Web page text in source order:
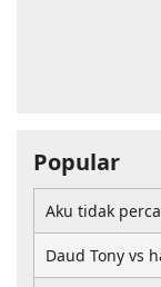
Popular
Aku tidak
Daud Tony vs